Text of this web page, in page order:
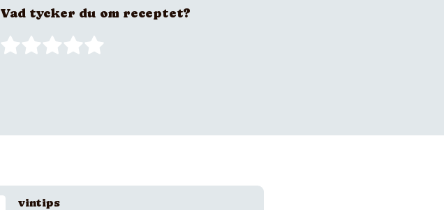
Vad tycker du om receptet?
vintips